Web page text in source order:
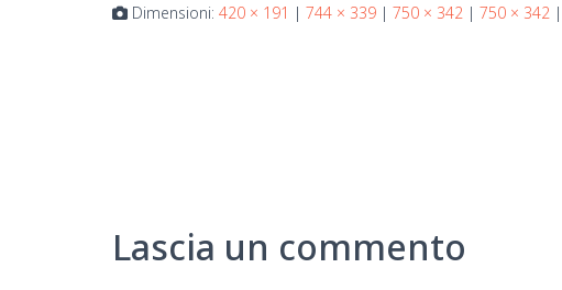
Dimensioni: 420 × 191 | 744 × 339 | 750 × 342 | 750 × 342 |
Lascia un commento